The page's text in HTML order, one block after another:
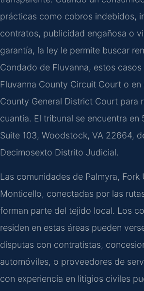
prácticas como cobros indebidos,
contratos, publicidad engañosa o
garantía, la ley le permite buscar
Condado de Fluvanna, estos casos
Fluvanna County Circuit Court o en
County General District Court para
cuantía. El tribunal se encuentra en
Suite 103, Woodstock, VA 22664,
Decimosexto Distrito Judicial.
Las comunidades de Palmyra, Fork
Monticello, conectadas por las
forman parte del tejido local. Los
residen en estas áreas pueden
disputas con contratistas,
automóviles, o proveedores de
con experiencia en litigios civiles